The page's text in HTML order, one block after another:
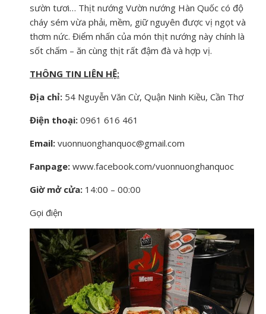
sườn tươi… Thịt nướng Vườn nướng Hàn Quốc có độ
cháy sém vừa phải, mềm, giữ nguyên được vị ngọt và
thơm nức. Điểm nhấn của món thịt nướng này chính là
sốt chấm – ăn cùng thịt rất đậm đà và hợp vị.
THÔNG TIN LIÊN HỆ:
Địa chỉ: 54 Nguyễn Văn Cừ, Quận Ninh Kiều, Cần Thơ
Điện thoại: 0961 616 461
Email: vuonnuonghanquoc@gmail.com
Fanpage: www.facebook.com/vuonnuonghanquoc
Giờ mở cửa: 14:00 – 00:00
Gọi điện